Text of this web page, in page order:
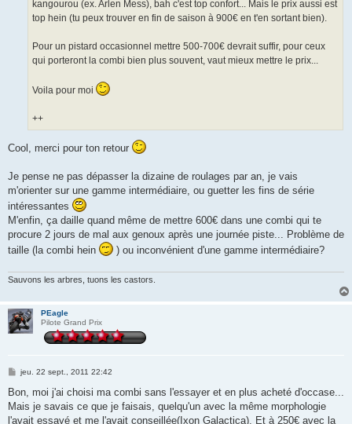
kangourou (ex. Arlen Mess), bah c'est top confort... Mais le prix aussi est
top hein (tu peux trouver en fin de saison à 900€ en t'en sortant bien).
Pour un pistard occasionnel mettre 500-700€ devrait suffir, pour ceux
qui porteront la combi bien plus souvent, vaut mieux mettre le prix...
Voila pour moi
++
Cool, merci pour ton retour
Je pense ne pas dépasser la dizaine de roulages par an, je vais
m'orienter sur une gamme intermédiaire, ou guetter les fins de série
intéressantes
M'enfin, ça daille quand même de mettre 600€ dans une combi qui te
procure 2 jours de mal aux genoux après une journée piste... Problème de
taille (la combi hein
) ou inconvénient d'une gamme intermédiaire?
Sauvons les arbres, tuons les castors.
PEagle
Pilote Grand Prix
M
s
a
g
jeu. 22 sept., 2011 22:42
Bon, moi j'ai choisi ma combi sans l'essayer et en plus acheté d'occase...
Mais je savais ce que je faisais, quelqu'un avec la même morphologie
l'avait essayé et me l'avait conseillée(Ixon Galactica). Et à 250€ avec la